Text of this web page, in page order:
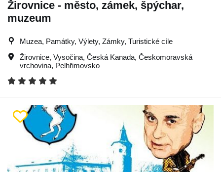
Žirovnice - město, zámek, špýchar,
muzeum
Muzea, Památky, Výlety, Zámky, Turistické cíle
Žirovnice, Vysočina, Česká Kanada, Českomoravská
vrchovina, Pelhřimovsko